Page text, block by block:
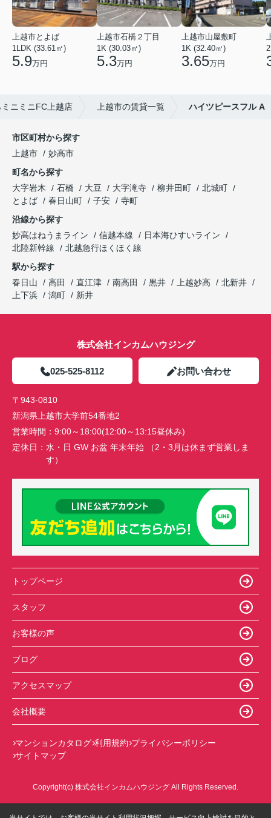
上越市とよば
1LDK (33.61㎡)
5.9万円
上越市石橋２丁目
1K (30.03㎡)
5.3万円
上越市山屋敷町
1K (32.40㎡)
3.65万円
ニミニFC上越店 上越市の賃貸一覧 ハイツピースフル A
市区町村から探す
上越市
妙高市
町名から探す
大字岩木
石橋 大豆 大字滝寺 柳井田町
北城町
とよば
春日山町 子安
寺町
沿線から探す
妙高はねうまライン
信越本線
日本海ひすいライン
北陸新幹線
北越急行ほくほく線
駅から探す
春日山
高田 直江津 南高田 黒井 上越妙高
北新井
上下浜
潟町 新井
株式会社インカムハウジング
025-525-8112 お問い合わせ
〒943-0810
新潟県上越市大学前54番地2
営業時間： 9:00～18:00(12:00～13:15昼休み)
定休日： 水・日 GW お盆 年末年始 （2・3月は休まず営業しま
す）
トップページ
スタッフ
お客様の声
ブログ
アクセスマップ
会社概要
マンションカタログ 利用規約 プライバシーポリシー
サイトマップ
Copyright(c) 株式会社インカムハウジング All Rights Reserved.